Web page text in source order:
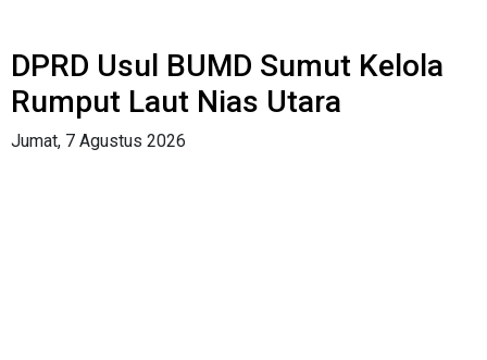
DPRD Usul BUMD Sumut Kelola
Rumput Laut Nias Utara
Jumat, 7 Agustus 2026